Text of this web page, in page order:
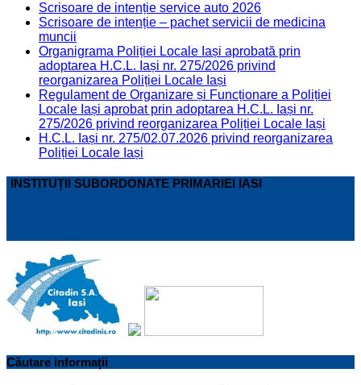
Scrisoare de intenție service auto 2026
Scrisoare de intenție – pachet servicii de medicina
muncii
Organigrama Poliției Locale Iași aprobată prin
adoptarea H.C.L. Iași nr. 275/2026 privind
reorganizarea Poliției Locale Iași
Regulament de Organizare și Funcționare a Poliției
Locale Iași aprobat prin adoptarea H.C.L. Iași nr.
275/2026 privind reorganizarea Poliției Locale Iași
H.C.L. Iași nr. 275/02.07.2026 privind reorganizarea
Poliției Locale Iași
INSTITUȚII SUBORDONATE PRIMARIEI IASI
Căutare informații